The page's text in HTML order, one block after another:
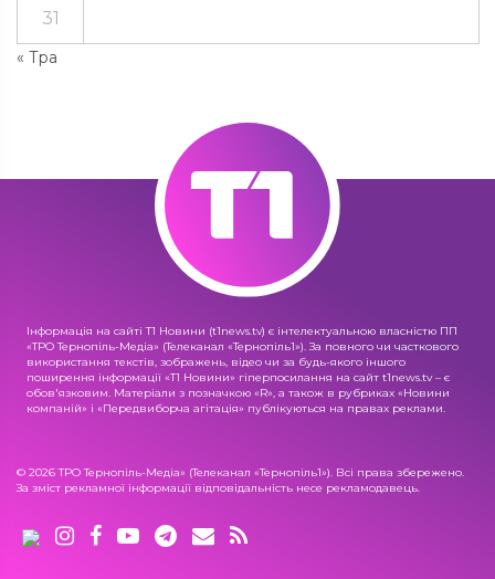
« Тра
31
Інформація на сайті Т1 Новини (t1news.tv) є інтелектуальною власністю ПП
«ТРО Тернопіль-Медіа» (Телеканал «Тернопіль1»). За повного чи часткового
використання текстів, зображень, відео чи за будь-якого іншого
поширення інформації «Т1 Новини» гіперпосилання на сайт t1news.tv – є
обов'язковим. Матеріали з позначкою «R», а також в рубриках «Новини
компаній» і «Передвиборча агітація» публікуються на правах реклами.
© 2026 ТРО Тернопіль-Медіа» (Телеканал «Тернопіль1»). Всі права збережено.
За зміст рекламної інформації відповідальність несе рекламодавець.